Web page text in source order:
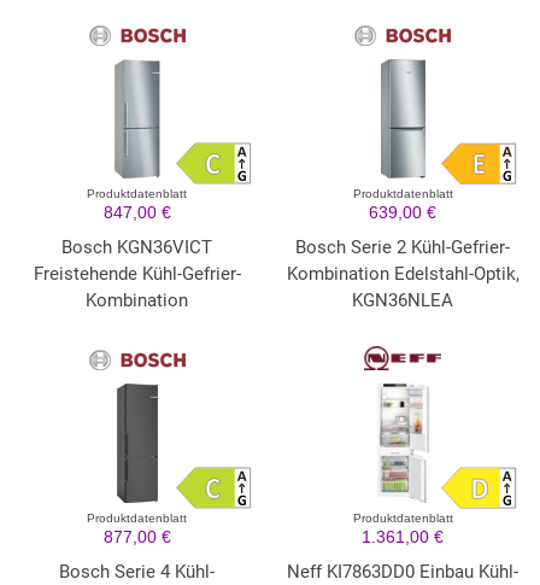
Produktdatenblatt
847,00 €
Bosch KGN36VICT
Freistehende Kühl-Gefrier-
Kombination
Produktdatenblatt
639,00 €
Bosch Serie 2 Kühl-Gefrier-
Kombination Edelstahl-Optik,
KGN36NLEA
Produktdatenblatt
877,00 €
Bosch Serie 4 Kühl-
Produktdatenblatt
1.361,00 €
Neff KI7863DD0 Einbau Kühl-